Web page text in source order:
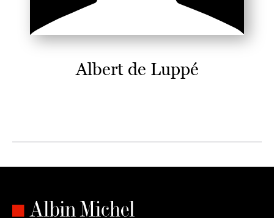
Albert de Luppé